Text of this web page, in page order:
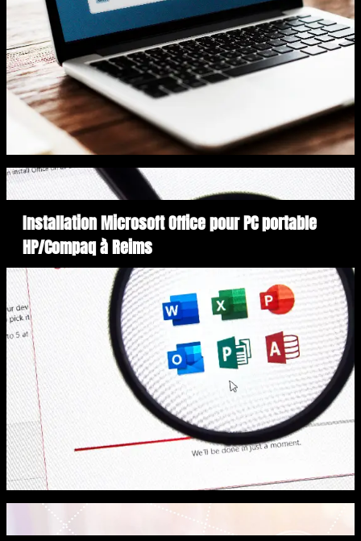
Installation Microsoft Office pour PC portable
HP/Compaq à Reims